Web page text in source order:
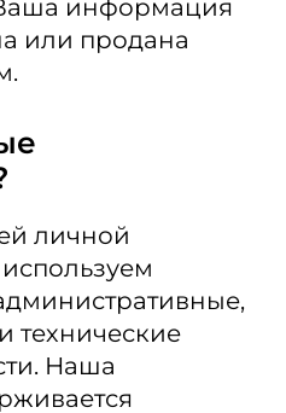
информация
или продана
личной
технические
Наша